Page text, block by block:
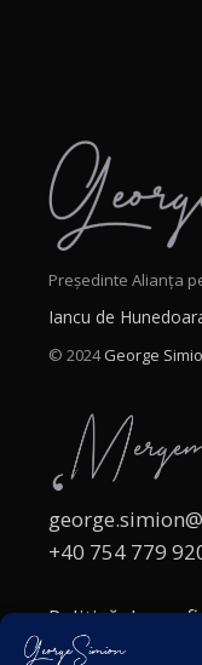
Președinte Alianța
Iancu de
© 2024George
+40 754 779
Politică de
Politica cookies